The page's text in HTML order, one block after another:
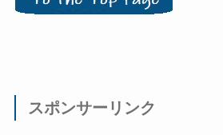
スポンサーリンク